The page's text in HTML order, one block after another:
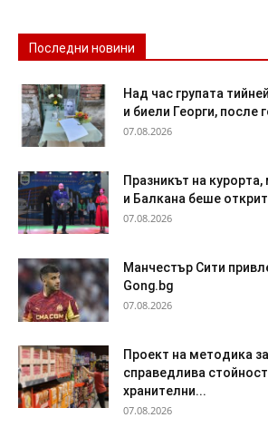
Последни новини
Над час групата
и биели Георги, после
07.08.2026
Празникът на
и Балкана беше
07.08.2026
Манчестър Сити
Gong.bg
07.08.2026
Проект на методика
справедлива
хранителни...
07.08.2026